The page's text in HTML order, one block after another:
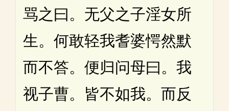
骂之曰。无父之子淫女所
生。何敢轻我耆婆愕然默
而不答。便归问母曰。我
视子曹。皆不如我。而反